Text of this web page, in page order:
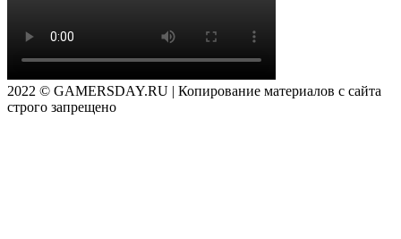
2022 © GAMERSDAY.RU | Копирование материалов с сайта
строго запрещено